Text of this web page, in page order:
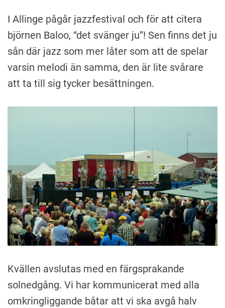
I Allinge pågår jazzfestival och för att citera
björnen Baloo, “det svänger ju”! Sen finns det ju
sån där jazz som mer låter som att de spelar
varsin melodi än samma, den är lite svårare
att ta till sig tycker besättningen.
Kvällen avslutas med en färgsprakande
solnedgång. Vi har kommunicerat med alla
omkringliggande båtar att vi ska avgå halv